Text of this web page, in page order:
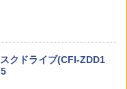
2way PSポータル 専用
滑り止めグリップ PS5
2(日本語・国内専用)
スクドライブ(CFI-ZDD1